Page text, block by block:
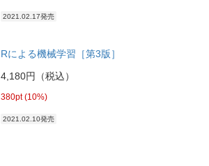
2021.02.17発売
Rによる機械学習［第3版］
4,180円（税込）
380pt (10%)
2021.02.10発売